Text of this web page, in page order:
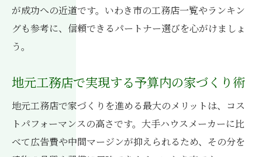
が成功への近道です。いわき市の工務店一覧やランキン
グも参考に、信頼できるパートナー選びを心がけましょ
う。
地元工務店で実現する予算内の家づくり術
地元工務店で家づくりを進める最大のメリットは、コス
トパフォーマンスの高さです。大手ハウスメーカーに比
べて広告費や中間マージンが抑えられるため、その分を